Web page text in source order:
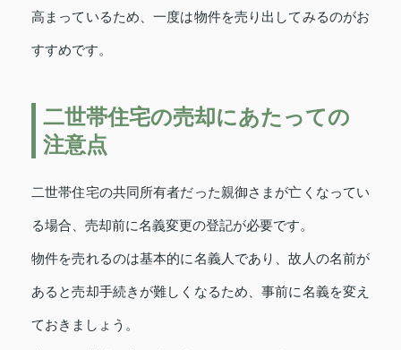
高まっているため、一度は物件を売り出してみるのがお
すすめです。
二世帯住宅の売却にあたっての
注意点
二世帯住宅の共同所有者だった親御さまが亡くなってい
る場合、売却前に名義変更の登記が必要です。
物件を売れるのは基本的に名義人であり、故人の名前が
あると売却手続きが難しくなるため、事前に名義を変え
ておきましょう。